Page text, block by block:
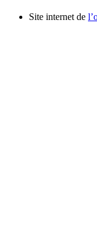
Site internet de